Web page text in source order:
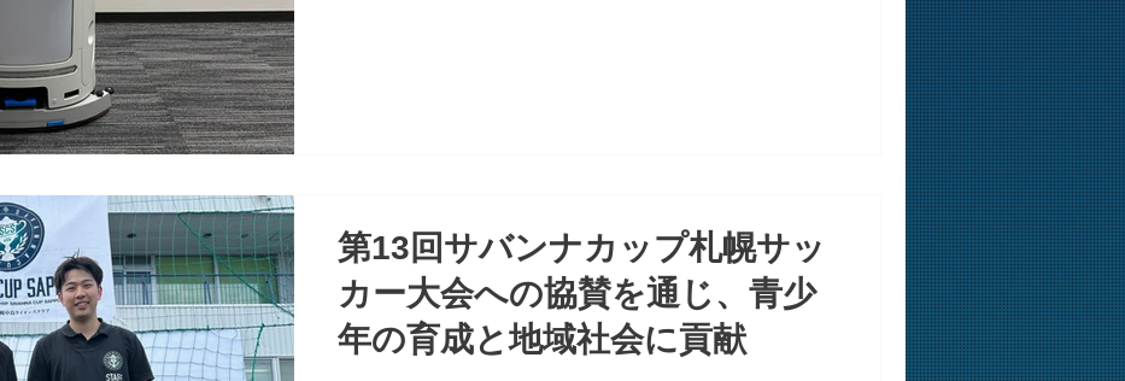
第13回サバンナカップ札幌サッ
カー大会への協賛を通じ、青少
年の育成と地域社会に貢献